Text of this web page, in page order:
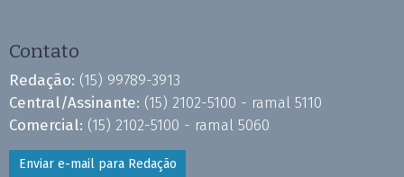
Contato
Redação: (15) 99789-3913
Central/Assinante: (15) 2102-5100 - ramal 5110
Comercial: (15) 2102-5100 - ramal 5060
Enviar e-mail para Redação